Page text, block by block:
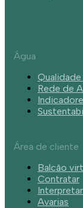
Água
Qualidade
Rede de
Área de cliente
Balcão
Contratar
Avarias